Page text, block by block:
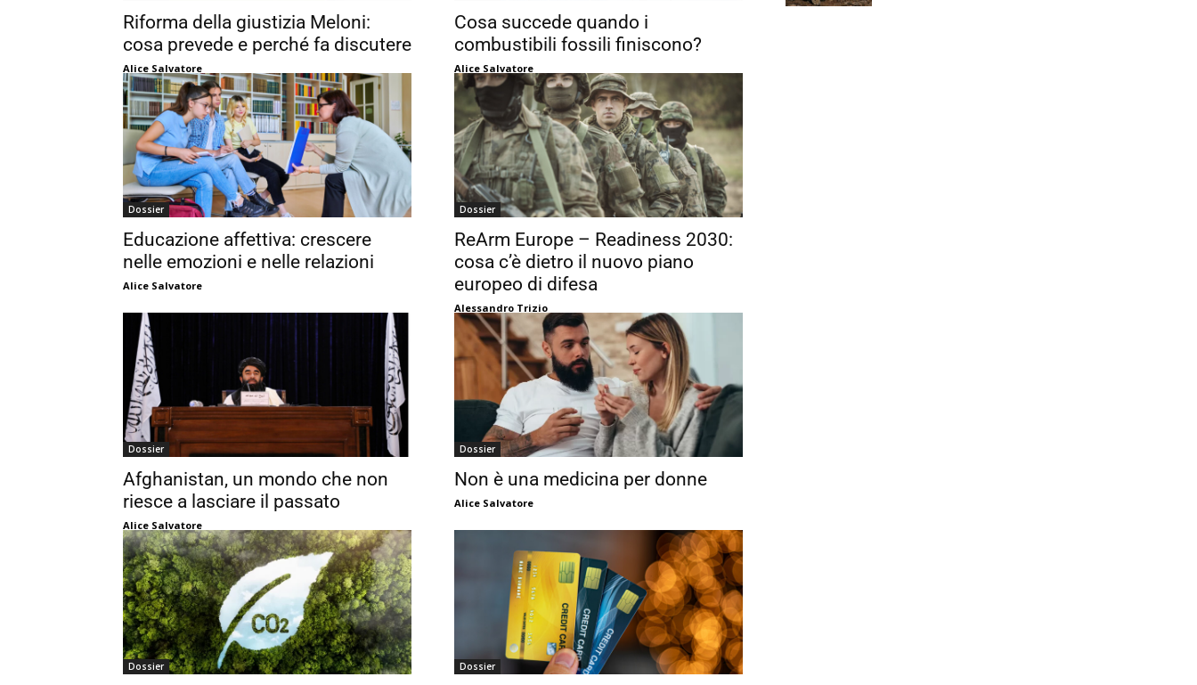
Riforma della giustizia Meloni:
cosa prevede e perché fa discutere
Alice Salvatore
Cosa succede quando i
combustibili fossili finiscono?
Alice Salvatore
Dossier
Educazione affettiva: crescere
nelle emozioni e nelle relazioni
Alice Salvatore
Dossier
ReArm Europe – Readiness 2030:
cosa c’è dietro il nuovo piano
europeo di difesa
Alessandro Trizio
Dossier
Afghanistan, un mondo che non
riesce a lasciare il passato
Alice Salvatore
Dossier
Non è una medicina per donne
Alice Salvatore
Dossier Dossier